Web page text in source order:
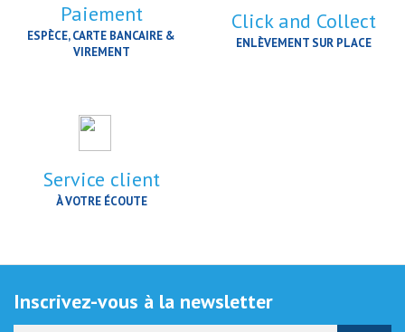
Paiement
ESPÈCE, CARTE BANCAIRE &
VIREMENT
Click and Collect
ENLÈVEMENT SUR PLACE
Service client
À VOTRE ÉCOUTE
Inscrivez-vous à la newsletter